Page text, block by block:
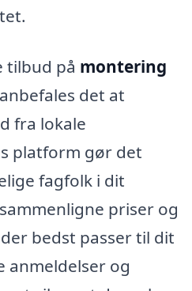
tilbud på montering
det at
fra lokale
platform gør det
fagfolk i dit
priser og
bedst passer til dit
anmeldelser og